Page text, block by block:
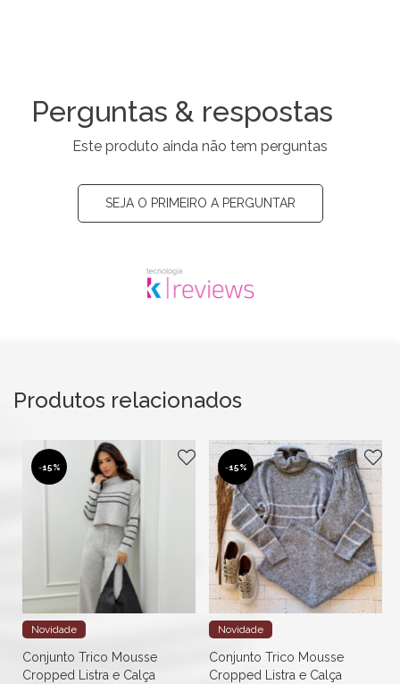
Perguntas & respostas
Este produto ainda não tem perguntas
SEJA O PRIMEIRO A PERGUNTAR
Produtos relacionados
-15%
Novidade
Conjunto Trico Mousse
Cropped Listra e Calça
-15%
Novidade
Conjunto Trico Mousse
Cropped Listra e Calça